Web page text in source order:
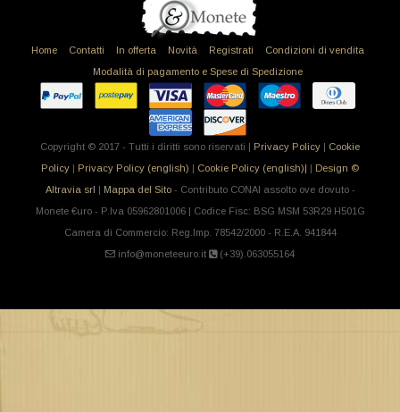
Home Contatti In offerta Novità Registrati
Condizioni di vendita
Modalità di pagamento e Spese di Spedizione
Copyright © 2017 - Tutti i diritti sono riservati | Privacy Policy | Cookie
Policy | Privacy Policy (english) | Cookie Policy (english)| | Design ©
Altravia srl | Mappa del Sito- Contributo CONAI assolto ove dovuto -
Monete €uro - P.Iva 05962801006 | Codice Fisc: BSG MSM 53R29 H501G
Camera di Commercio: Reg.Imp. 78542/2000 - R.E.A. 941844
info@moneteeuro.it
(+39).063055164